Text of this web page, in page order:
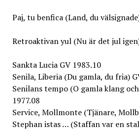
Paj, tu benfica (Land, du
Retroaktivan yul (Nu är det jul
Sankta Lucia GV 1983.10
Senila, Liberia (Du gamla, du fria)
Senilans tempo (O gamla klang
1977.08
Service, Mollmonte (Tjänare,
Stephan istas … (Staffan var en